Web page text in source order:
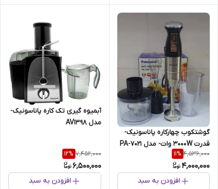
گوشتکوب چهارکاره پاناسونیک-
قدرت 3000W‌ وات- مدل PA-7021
4,536,000
11%
4,000,000
افزودن به سبد
آبمیوه گیری تک کاره پاناسونیک-
مدل AV1398
7,452,000
12%
6,500,000
افزودن به سبد